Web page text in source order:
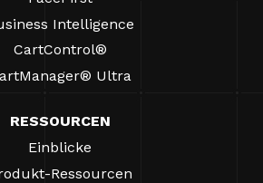
Intelligence
CartControl®
Ultra
RESSOURCEN
Einblicke
Ressourcen